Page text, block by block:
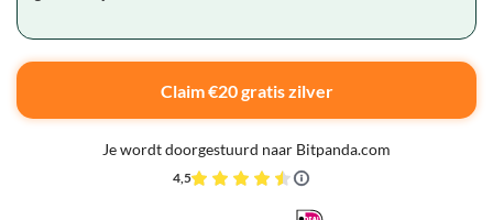
Claim €20 gratis zilver
Je wordt doorgestuurd naar Bitpanda.com
4,5